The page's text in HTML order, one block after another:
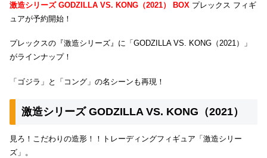
激造シリーズ GODZILLA VS. KONG（2021） BOX プレックス フィギ
ュアが予約開始！
プレックスの『激造シリーズ』に「GODZILLA VS. KONG（2021）」
がラインナップ！
「ゴジラ」と「コング」の名シーンも再現！
激造シリーズ GODZILLA VS. KONG（2021）
見ろ！こだわりの造形！！トレーディングフィギュア「激造シリー
ズ」。